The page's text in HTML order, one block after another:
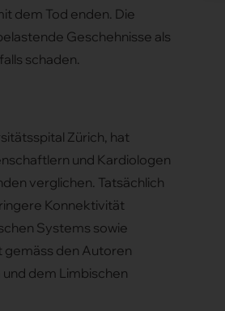
dem Tod enden. Die
Geschehnisse als
schaden.
Zürich, hat
und Kardiologen
verglichen. Tatsächlich
Konnektivität
Systems sowie
gemäss den Autoren
dem Limbischen